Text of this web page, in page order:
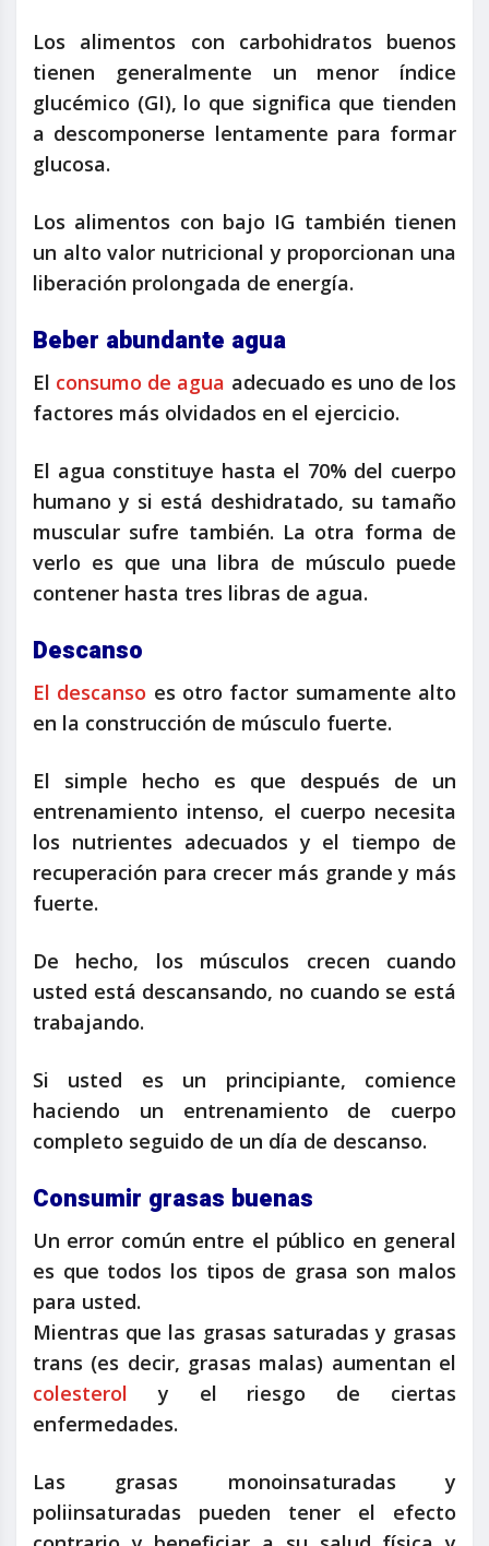
Los alimentos con carbohidratos buenos
tienen generalmente un menor índice
glucémico (GI), lo que significa que tienden
a descomponerse lentamente para formar
glucosa.
Los alimentos con bajo IG también tienen
un alto valor nutricional y proporcionan una
liberación prolongada de energía.
Beber abundante agua
El consumo de agua adecuado es uno de los
factores más olvidados en el ejercicio.
El agua constituye hasta el 70% del cuerpo
humano y si está deshidratado, su tamaño
muscular sufre también. La otra forma de
verlo es que una libra de músculo puede
contener hasta tres libras de agua.
Descanso
El descanso es otro factor sumamente alto
en la construcción de músculo fuerte.
El simple hecho es que después de un
entrenamiento intenso, el cuerpo necesita
los nutrientes adecuados y el tiempo de
recuperación para crecer más grande y más
fuerte.
De hecho, los músculos crecen cuando
usted está descansando, no cuando se está
trabajando.
Si usted es un principiante, comience
haciendo un entrenamiento de cuerpo
completo seguido de un día de descanso.
Consumir grasas buenas
Un error común entre el público en general
es que todos los tipos de grasa son malos
para usted.
Mientras que las grasas saturadas y grasas
trans (es decir, grasas malas) aumentan el
colesterol y el riesgo de ciertas
enfermedades.
Las grasas monoinsaturadas y
poliinsaturadas pueden tener el efecto